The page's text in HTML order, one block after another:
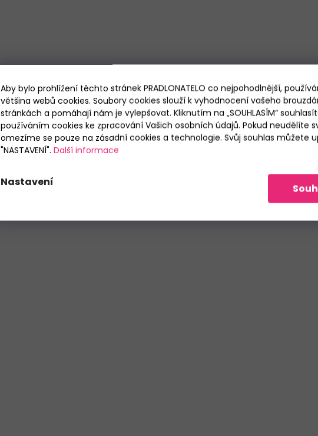
Aby bylo prohlížení těchto stránek PRADLONATELO co nejpohodlnější,
většina webů cookies. Soubory cookies slouží k vyhodnocení vašeho
stránkách a pomáhají nám je vylepšovat. Kliknutím na „SOUHLASÍM“
používáním cookies ke zpracování Vašich osobních údajů. Pokud neudělíte
omezíme se pouze na zásadní cookies a technologie. Svůj souhlas můžete
"NASTAVENÍ". Další informace
Nastavení
u